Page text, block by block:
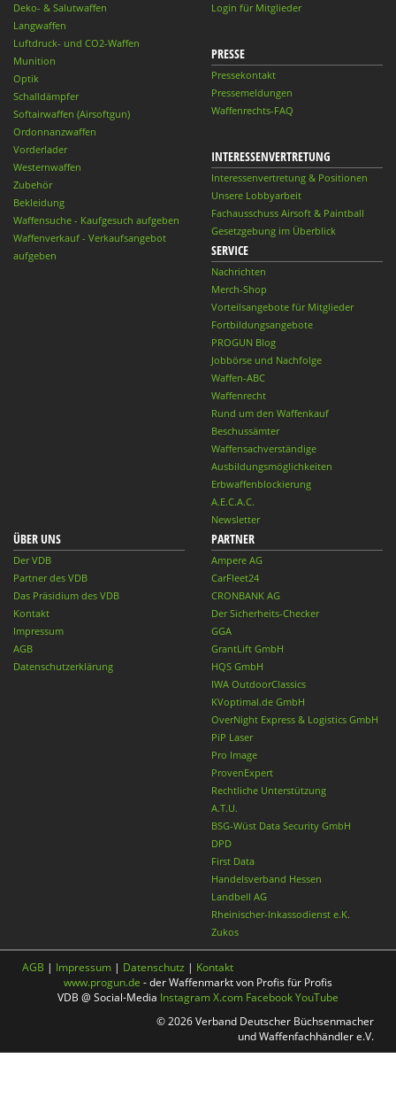
Deko- & Salutwaffen
Langwaffen
Luftdruck- und CO2-Waffen
Munition
Optik
Schalldämpfer
Softairwaffen (Airsoftgun)
Ordonnanzwaffen
Vorderlader
Westernwaffen
Zubehör
Bekleidung
Waffensuche - Kaufgesuch aufgeben
Waffenverkauf - Verkaufsangebot
aufgeben
Login für Mitglieder
PRESSE
Pressekontakt
Pressemeldungen
Waffenrechts-FAQ
INTERESSENVERTRETUNG
Interessenvertretung & Positionen
Unsere Lobbyarbeit
Fachausschuss Airsoft & Paintball
Gesetzgebung im Überblick
SERVICE
Nachrichten
Merch-Shop
Vorteilsangebote für Mitglieder
Fortbildungsangebote
PROGUN Blog
Jobbörse und Nachfolge
Waffen-ABC
Waffenrecht
Rund um den Waffenkauf
Beschussämter
Waffensachverständige
Ausbildungsmöglichkeiten
Erbwaffenblockierung
A.E.C.A.C.
Newsletter
ÜBER UNS
Der VDB
Partner des VDB
Das Präsidium des VDB
Kontakt
Impressum
AGB
Datenschutzerklärung
PARTNER
Ampere AG
CarFleet24
CRONBANK AG
Der Sicherheits-Checker
GGA
GrantLift GmbH
HQS GmbH
IWA OutdoorClassics
KVoptimal.de GmbH
OverNight Express & Logistics GmbH
PiP Laser
Pro Image
ProvenExpert
Rechtliche Unterstützung
A.T.U.
BSG-Wüst Data Security GmbH
DPD
First Data
Handelsverband Hessen
Landbell AG
Rheinischer-Inkassodienst e.K.
Zukos
AGB | Impressum | Datenschutz | Kontakt
www.progun.de - der Waffenmarkt von Profis für Profis
VDB @ Social-Media InstagramX.com FacebookYouTube
© 2026 Verband Deutscher Büchsenmacher
und Waffenfachhändler e.V.